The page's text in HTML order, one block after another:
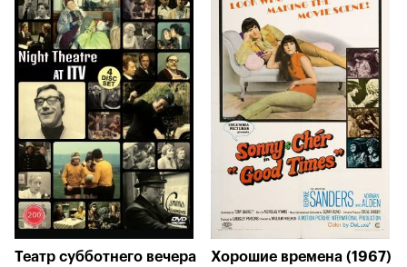
Театр субботнего вечера
Хорошие времена (1967)